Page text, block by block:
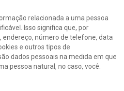
relacionada a uma pessoa
Isso significa que, por
endereço, número de telefone, data
e outros tipos de
dados pessoais na medida em que
pessoa natural, no caso, você.